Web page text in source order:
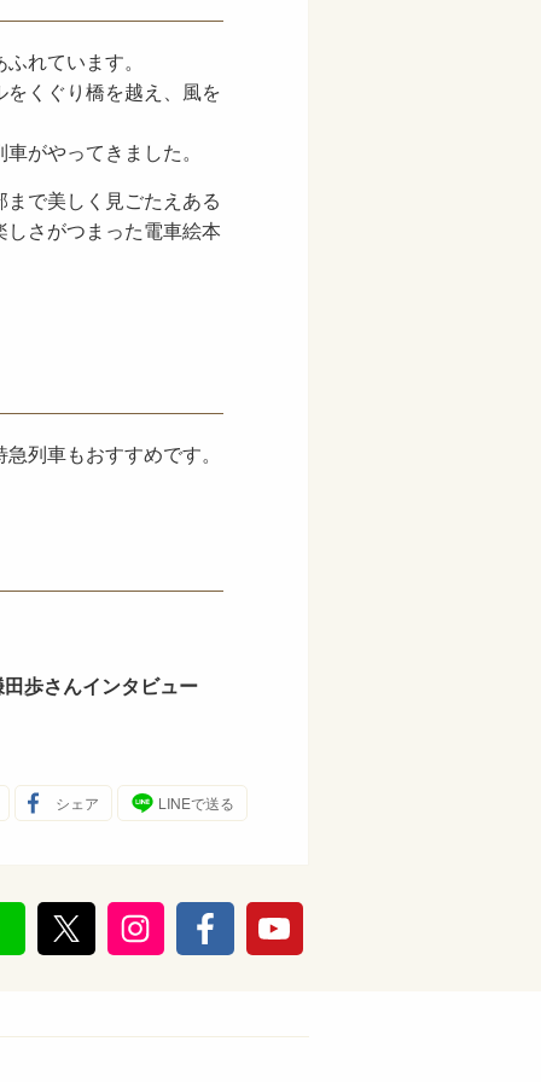
れています。
くぐり橋を越え、風を
がやってきました。
で美しく見ごたえある
さがつまった電車絵本
列車もおすすめです。
歩さんインタビュー
シェア LINEで送る